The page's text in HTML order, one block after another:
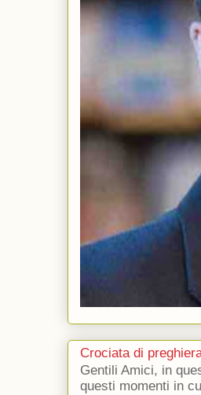
Crociata di
Gentili Amici, in
questi momenti in